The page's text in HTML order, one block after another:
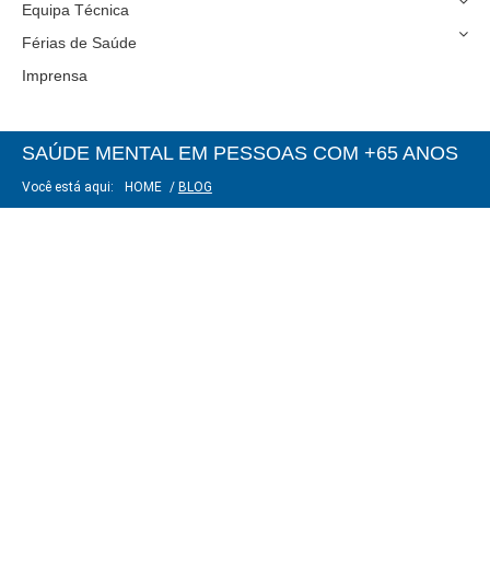
Equipa Técnica
Férias de Saúde
Imprensa
SAÚDE MENTAL EM PESSOAS COM +65 ANOS
Você está aqui: HOME / BLOG